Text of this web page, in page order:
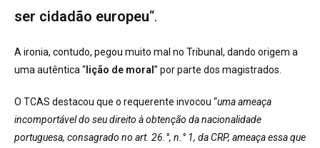
ser cidadão europeu“.
A ironia, contudo, pegou muito mal no Tribunal, dando origem a
uma autêntica “ lição de moral ” por parte dos magistrados.
O TCAS destacou que o requerente invocou “uma ameaça
incomportável do seu direito à obtenção da nacionalidade
portuguesa, consagrado no art. 26.°, n.° 1, da CRP, ameaça essa que